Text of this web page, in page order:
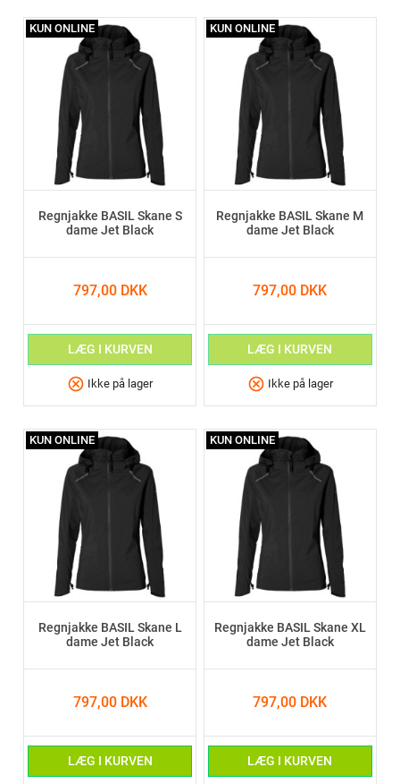
Regnjakke BASIL Skane S
dame Jet Black
797,00 DKK
LÆG I KURVEN
cancel Ikke på lager
KUN ONLINE
Regnjakke BASIL Skane M
dame Jet Black
797,00 DKK
LÆG I KURVEN
cancel Ikke på lager
KUN ONLINE
Regnjakke BASIL Skane L
dame Jet Black
797,00 DKK
LÆG I KURVEN
KUN ONLINE
Regnjakke BASIL Skane XL
dame Jet Black
797,00 DKK
LÆG I KURVEN
KUN ONLINE